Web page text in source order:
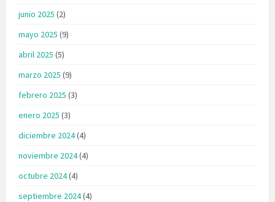
junio 2025 (2)
mayo 2025 (9)
abril 2025 (5)
marzo 2025 (9)
febrero 2025 (3)
enero 2025 (3)
diciembre 2024(4)
noviembre 2024(4)
octubre 2024(4)
septiembre 2024(4)